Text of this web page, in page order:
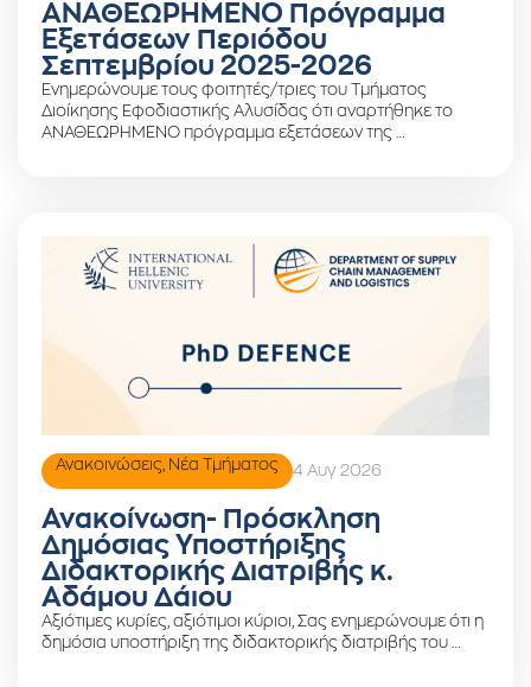
ΑΝΑΘΕΩΡΗΜΕΝΟ Πρόγραμμα
Εξετάσεων Περιόδου
Σεπτεμβρίου 2025-2026
Ενημερώνουμε τους φοιτητές/τριες του Τμήματος
Διοίκησης Εφοδιαστικής Αλυσίδας ότι αναρτήθηκε το
ΑΝΑΘΕΩΡΗΜΕΝΟ πρόγραμμα εξετάσεων της …
Ανακοινώσεις Νέα Τμήματος 4 Αυγ 2026
Ανακοίνωση- Πρόσκληση
Δημόσιας Υποστήριξης
Διδακτορικής Διατριβής κ.
Αδάμου Δάιου
Αξιότιμες κυρίες, αξιότιμοι κύριοι, Σας ενημερώνουμε ότι η
δημόσια υποστήριξη της διδακτορικής διατριβής του …